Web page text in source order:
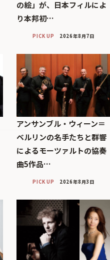
の絵」が、日本フィルによ
り本邦初…
PICK UP 2026年8月7日
アンサンブル・ウィーン＝
ベルリンの名手たちと群響
によるモーツァルトの協奏
曲5作品…
PICK UP 2026年8月3日